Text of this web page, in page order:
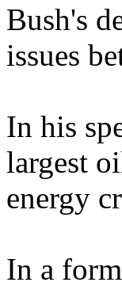
Bush's
issues
In his
largest
energy
In a